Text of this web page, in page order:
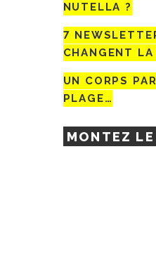
NUTELLA ?
7
CHANGENT LA
UN CORPS
PLAGE…
MONTEZ